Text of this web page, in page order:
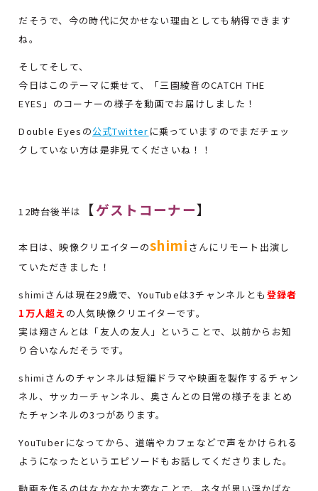
だそうで、今の時代に欠かせない理由としても納得できます
ね。
そしてそして、
今日はこのテーマに乗せて、「三園綾音のCATCH THE
EYES」のコーナーの様子を動画でお届けしました！
Double Eyesの公式Twitter に乗っていますのでまだチェッ
クしていない方は是非見てくださいね！！
12時台後半は 【ゲストコーナー】
本日は、映像クリエイターのshimi さんにリモート出演し
ていただきました！
shimiさんは現在29歳で、YouTubeは3チャンネルとも 登録者
1万人超え の人気映像クリエイターです。
実は翔さんとは「友人の友人」ということで、以前からお知
り合いなんだそうです。
shimiさんのチャンネルは短編ドラマや映画を製作するチャン
ネル、サッカーチャンネル、奥さんとの日常の様子をまとめ
たチャンネルの3つがあります。
YouTuberになってから、道端やカフェなどで声をかけられる
ようになったというエピソードもお話してくださりました。
動画を作るのはなかなか大変なことで、ネタが思い浮かばな